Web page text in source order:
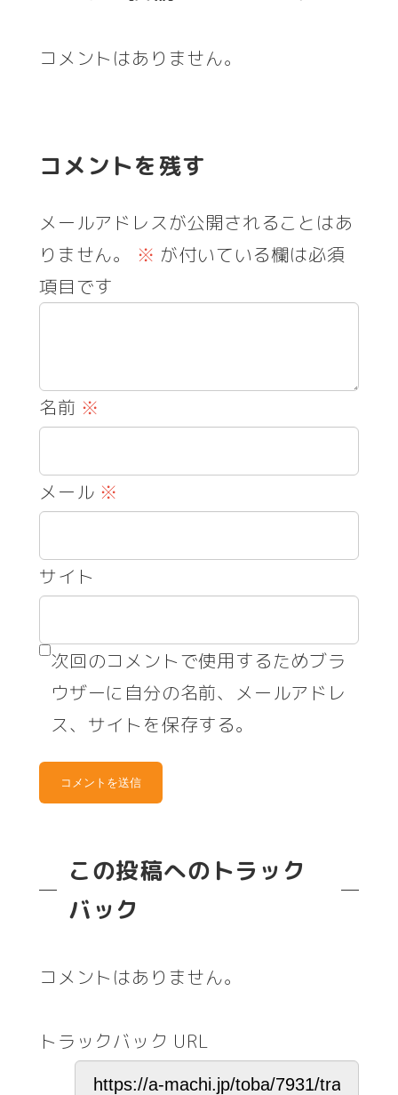
コメントはありません。
コメントを残す
メールアドレスが公開されることはあ
りません。
※ が付いている欄は必須
項目です
名前 ※
メール ※
サイト
次回のコメントで使用するためブラ
ウザーに自分の名前、メールアドレ
ス、サイトを保存する。
この投稿へのトラック
バック
コメントはありません。
トラックバック URL